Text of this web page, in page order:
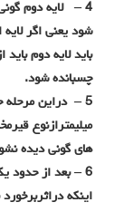
4 – لایه دوم
شود یعنی اگر
باید لایه دوم
چسبانده شود.
های گونی دیده
6 – بعد از
اینکه